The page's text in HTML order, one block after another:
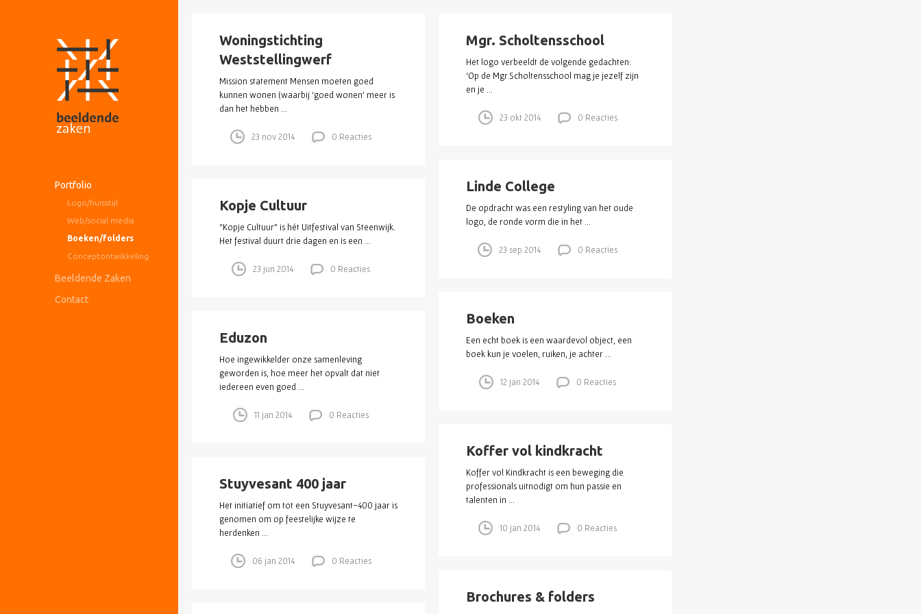
Portfolio
Logo/huisstijl
Web/social media
Boeken/folders
Conceptontwikkeling
Beeldende Zaken
Contact
Woningstichting
Weststellingwerf
Mission statement Mensen moeten goed
kunnen wonen (waarbij ‘goed wonen’ meer is
dan het hebben ...
23 nov 2014 0 Reacties
Mgr. Scholtensschool
Het logo verbeeldt de volgende gedachten:
‘Op de Mgr.Scholtensschool mag je jezelf zijn
en je ...
23 okt 2014 0 Reacties
Linde College
De opdracht was een restyling van het oude
logo, de ronde vorm die in het ...
23 sep 2014 0 Reacties
Kopje Cultuur
“Kopje Cultuur” is hét Uitfestival van Steenwijk.
Het festival duurt drie dagen en is een ...
23 jun 2014 0 Reacties
Boeken
Een echt boek is een waardevol object, een
boek kun je voelen, ruiken, je achter ...
12 jan 2014 0 Reacties
Eduzon
Hoe ingewikkelder onze samenleving
geworden is, hoe meer het opvalt dat niet
iedereen even goed ...
11 jan 2014 0 Reacties
Koffer vol kindkracht
Koffer vol Kindkracht is een beweging die
professionals uitnodigt om hun passie en
talenten in ...
10 jan 2014 0 Reacties
Stuyvesant 400 jaar
Het initiatief om tot een Stuyvesant-400 jaar is
genomen om op feestelijke wijze te
herdenken ...
06 jan 2014 0 Reacties
Brochures & folders